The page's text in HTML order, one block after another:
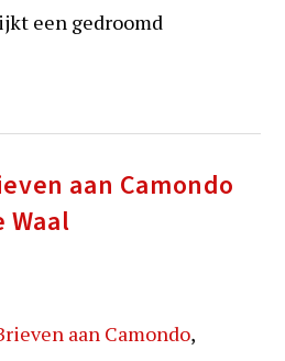
een gedroomd
aan Camondo
Waal
aan Camondo,